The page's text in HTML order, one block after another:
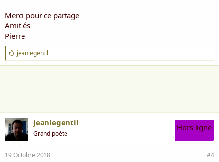
Merci pour ce partage
Amitiés
Pierre
J
'
a
jeanlegentil
jeanlegentil
Grand poète
Hors ligne
19 Octobre 2018 #4